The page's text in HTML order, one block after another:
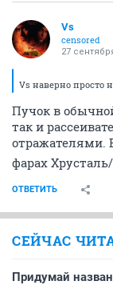
Vs
censored
27
Vs наверно просто
Пучок в
так и
отражателями.
фарах
ОТВЕТИТЬ
СЕЙЧАС
Придумай